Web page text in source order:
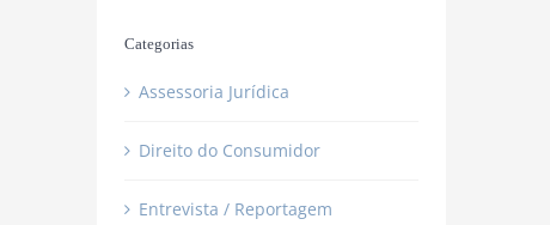
Categorias
Assessoria Jurídica
Direito do Consumidor
Entrevista / Reportagem